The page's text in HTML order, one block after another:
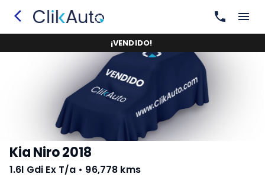
¡VENDIDO!
Kia Niro 2018
1.6l Gdi Ex T/a • 96,778 kms